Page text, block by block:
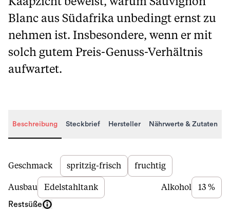
Blanc aus Südafrika unbedingt ernst zu
nehmen ist. Insbesondere, wenn er mit
solch gutem Preis-Genuss-Verhältnis
aufwartet.
Beschreibung Steckbrief Hersteller Nährwerte & Zutaten
Beschreibung
Geschmack spritzig-frisch fruchtig
Ausbau Edelstahltank Alkohol 13 %
Restsüße